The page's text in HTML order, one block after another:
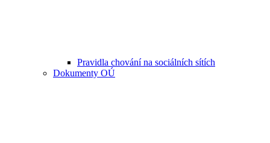
Pravidla chování na sociálních sítích
Dokumenty OÚ